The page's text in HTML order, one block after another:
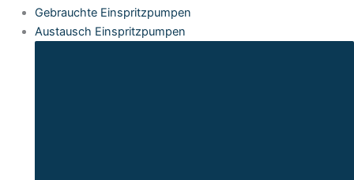
Gebrauchte Einspritzpumpen
Austausch Einspritzpumpen